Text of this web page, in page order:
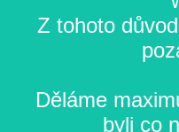
Z tohoto
Děláme
byli co